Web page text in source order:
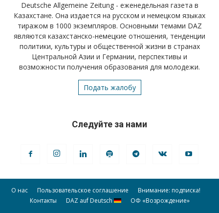
Deutsche Allgemeine Zeitung - еженедельная газета в
Казахстане. Она издается на русском и немецком языках
тиражом в 1000 экземпляров. Основными темами DAZ
являются казахстанско-немецкие отношения, тенденции
политики, культуры и общественной жизни в странах
Центральной Азии и Германии, перспективы и
возможности получения образования для молодежи.
Подать жалобу
Следуйте за нами
О нас Пользовательское соглашение
Внимание: подписка!
Контакты
DAZ auf Deutsch ОФ «Возрождение»